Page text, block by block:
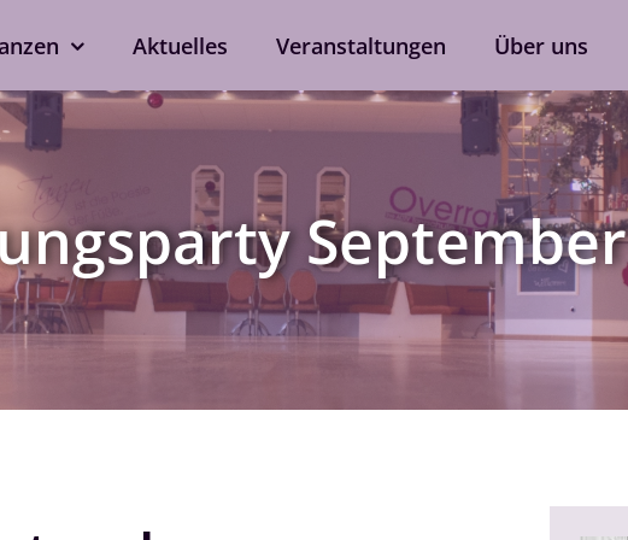
Tanzen ohne Partner
Line Dance
Single-Anmeldung
Privatstunden
Nach Verfügbarkeit auch gerne
bei eurem Wunschtrainer. Auch
Aktuelles Veranstaltungen Über uns
September